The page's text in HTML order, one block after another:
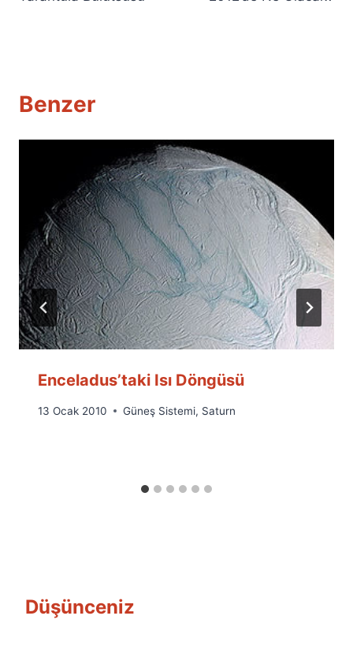
gezinmesi
Benzer
Enceladus’taki Isı Döngüsü
By
13 Ocak 2010 Güneş Sistemi, Saturn
Düşünceniz